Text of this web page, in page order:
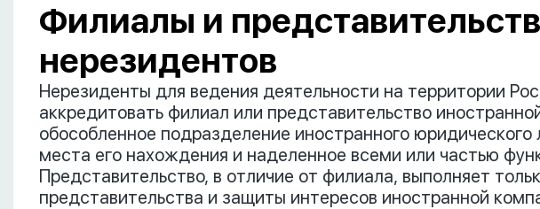
Филиалы и
нерезидентов
Нерезиденты для ведения деятельности на территории
аккредитовать филиал или представительство
обособленное подразделение иностранного
места его нахождения и наделенное всеми или частью
Представительство, в отличие от филиала, выполняет
представительства и защиты интересов иностранной